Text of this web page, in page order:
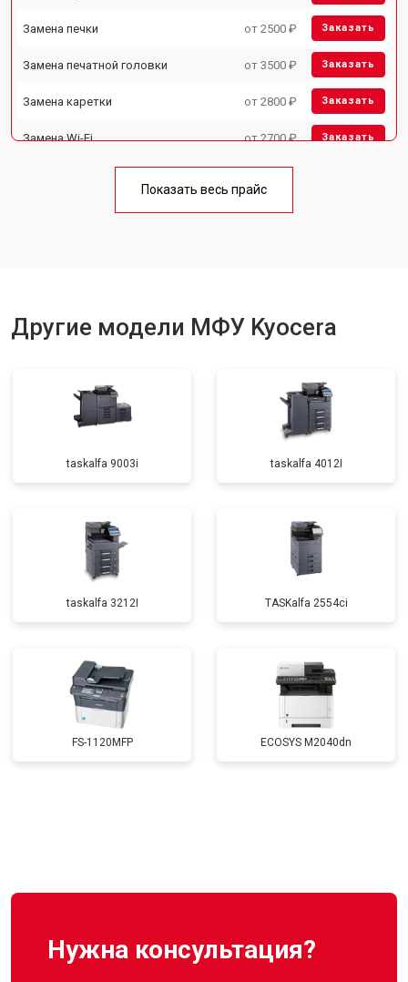
Замена печки от 2500 ₽ Заказать
Замена печатной головки от 3500 ₽ Заказать
Замена каретки от 2800 ₽ Заказать
Замена Wi-Fi от 2700 ₽ Заказать
от 3500 ₽
Показать весь прайс
Другие модели МФУ Kyocera
taskalfa 9003i taskalfa 4012I
taskalfa 3212I TASKalfa 2554ci
FS-1120MFP ECOSYS M2040dn
Нужна консультация?